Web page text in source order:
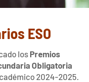
ESO
los Premios
Obligatoria
2024-2025.